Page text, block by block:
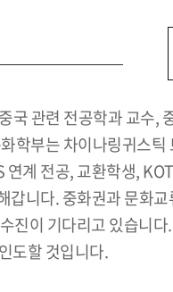
관련 전공학과 교수,
학부는 차이나링귀스틱
계 전공, 교환학생,
니다. 중화권과 문화
진이 기다리고 있습니
도할 것입니다.